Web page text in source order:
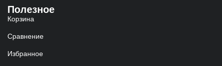
Полезное
Корзина
Сравнение
Избранное